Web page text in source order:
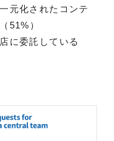
元化されたコンテ
51%）
に委託している